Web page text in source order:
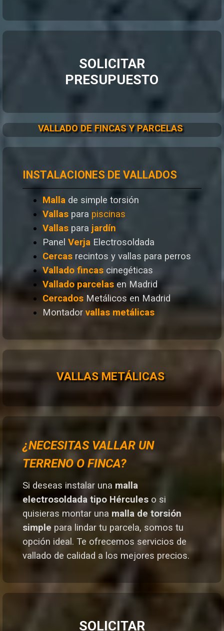
SOLICITAR
PRESUPUESTO
VALLADO DE FINCAS Y PARCELAS
INSTALACIONES DE VALLADOS
Malla de simple torsión
Vallas para piscinas
Vallas para jardín
Panel Verja Electrosoldada
Cercas recintos y vallas para perros
Vallado fincas cinegéticas
Vallado parcelas en Madrid
Cercados Metálicos en Madrid
Montador vallas metálicas
VALLAS METÁLICAS
¿NECESITAS VALLAR UN
TERRENO O FINCA?
Si deseas instalar una malla
electrosoldada tipo Hércules o si
quisieras montar una malla de torsión
simple para lindar tu parcela, somos tu
opción ideal. Te ofrecemos servicios de
vallado de calidad a los mejores precios.
SOLICITAR